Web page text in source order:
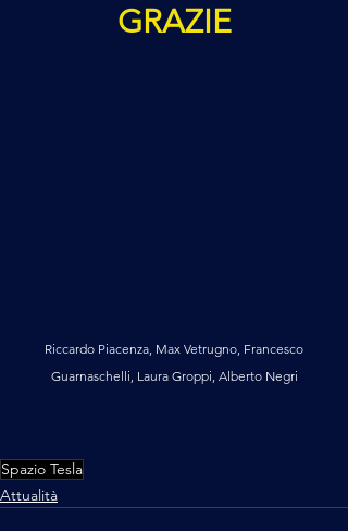
GRAZIE
Guarnaschelli, Laura Groppi, Alberto Negri
Spazio Tesla
Attualità